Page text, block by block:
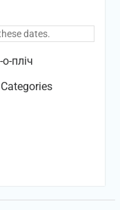
dates.
пліч